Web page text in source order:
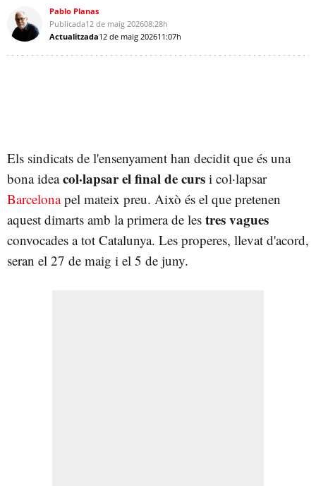
Pablo Planas
Publicada12 de maig 202608:28h
Actualitzada12 de maig 202611:07h
Els sindicats de l'ensenyament han decidit que és una
bona ideacol·lapsar el final de curs i col·lapsar
Barcelonapel mateix preu. Això és el que pretenen
aquest dimarts amb la primera de les tres vagues
convocades a tot Catalunya. Les properes, llevat d'acord,
seran el 27 de maig i el 5 de juny.